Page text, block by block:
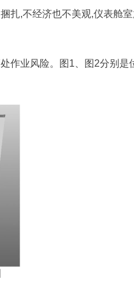
,不经济也不美观,仪表舱室
作业风险。图1、图2分别是